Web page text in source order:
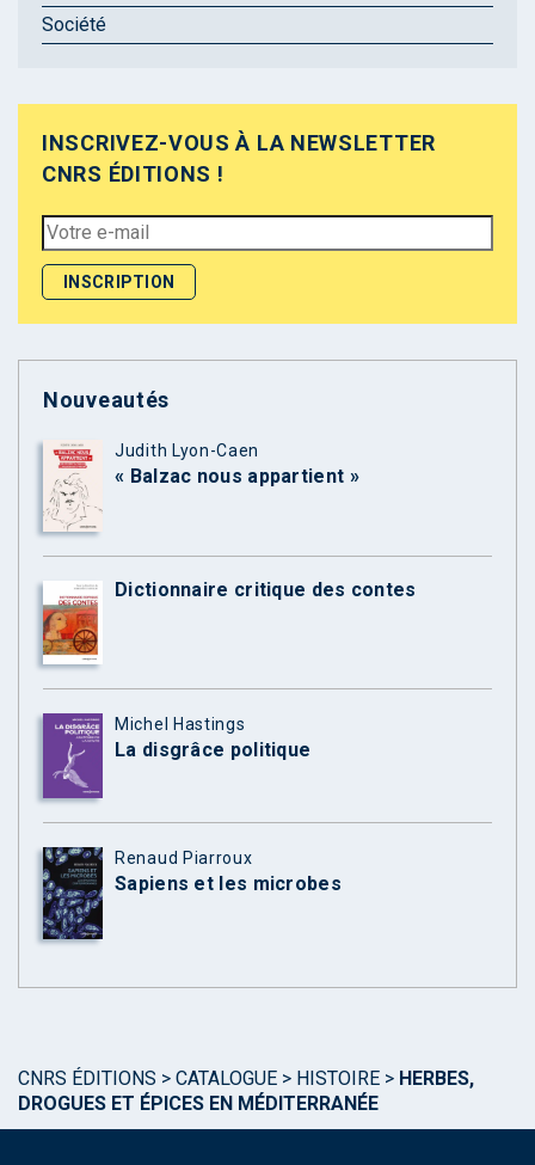
Société
INSCRIVEZ-VOUS À LA NEWSLETTER
CNRS ÉDITIONS !
Nouveautés
Judith Lyon-Caen
« Balzac nous appartient »
Dictionnaire critique des contes
Michel Hastings
La disgrâce politique
Renaud Piarroux
Sapiens et les microbes
CNRS ÉDITIONS > CATALOGUE > HISTOIRE > HERBES,
DROGUES ET ÉPICES EN MÉDITERRANÉE